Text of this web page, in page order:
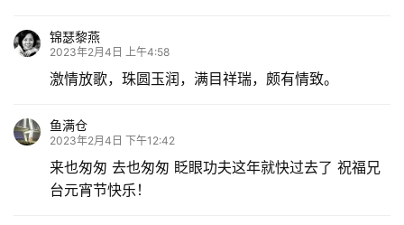
锦瑟黎燕
2023年2月4日 上午4:58
激情放歌，珠圆玉润，满目祥瑞，颇有情致。
鱼满仓
2023年2月4日 下午12:42
来也匆匆 去也匆匆 眨眼功夫这年就快过去了 祝福兄
台元宵节快乐！